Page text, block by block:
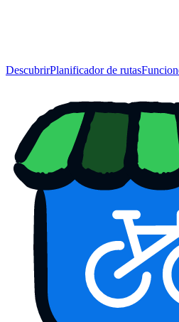
DescubrirPlanificador de rutas